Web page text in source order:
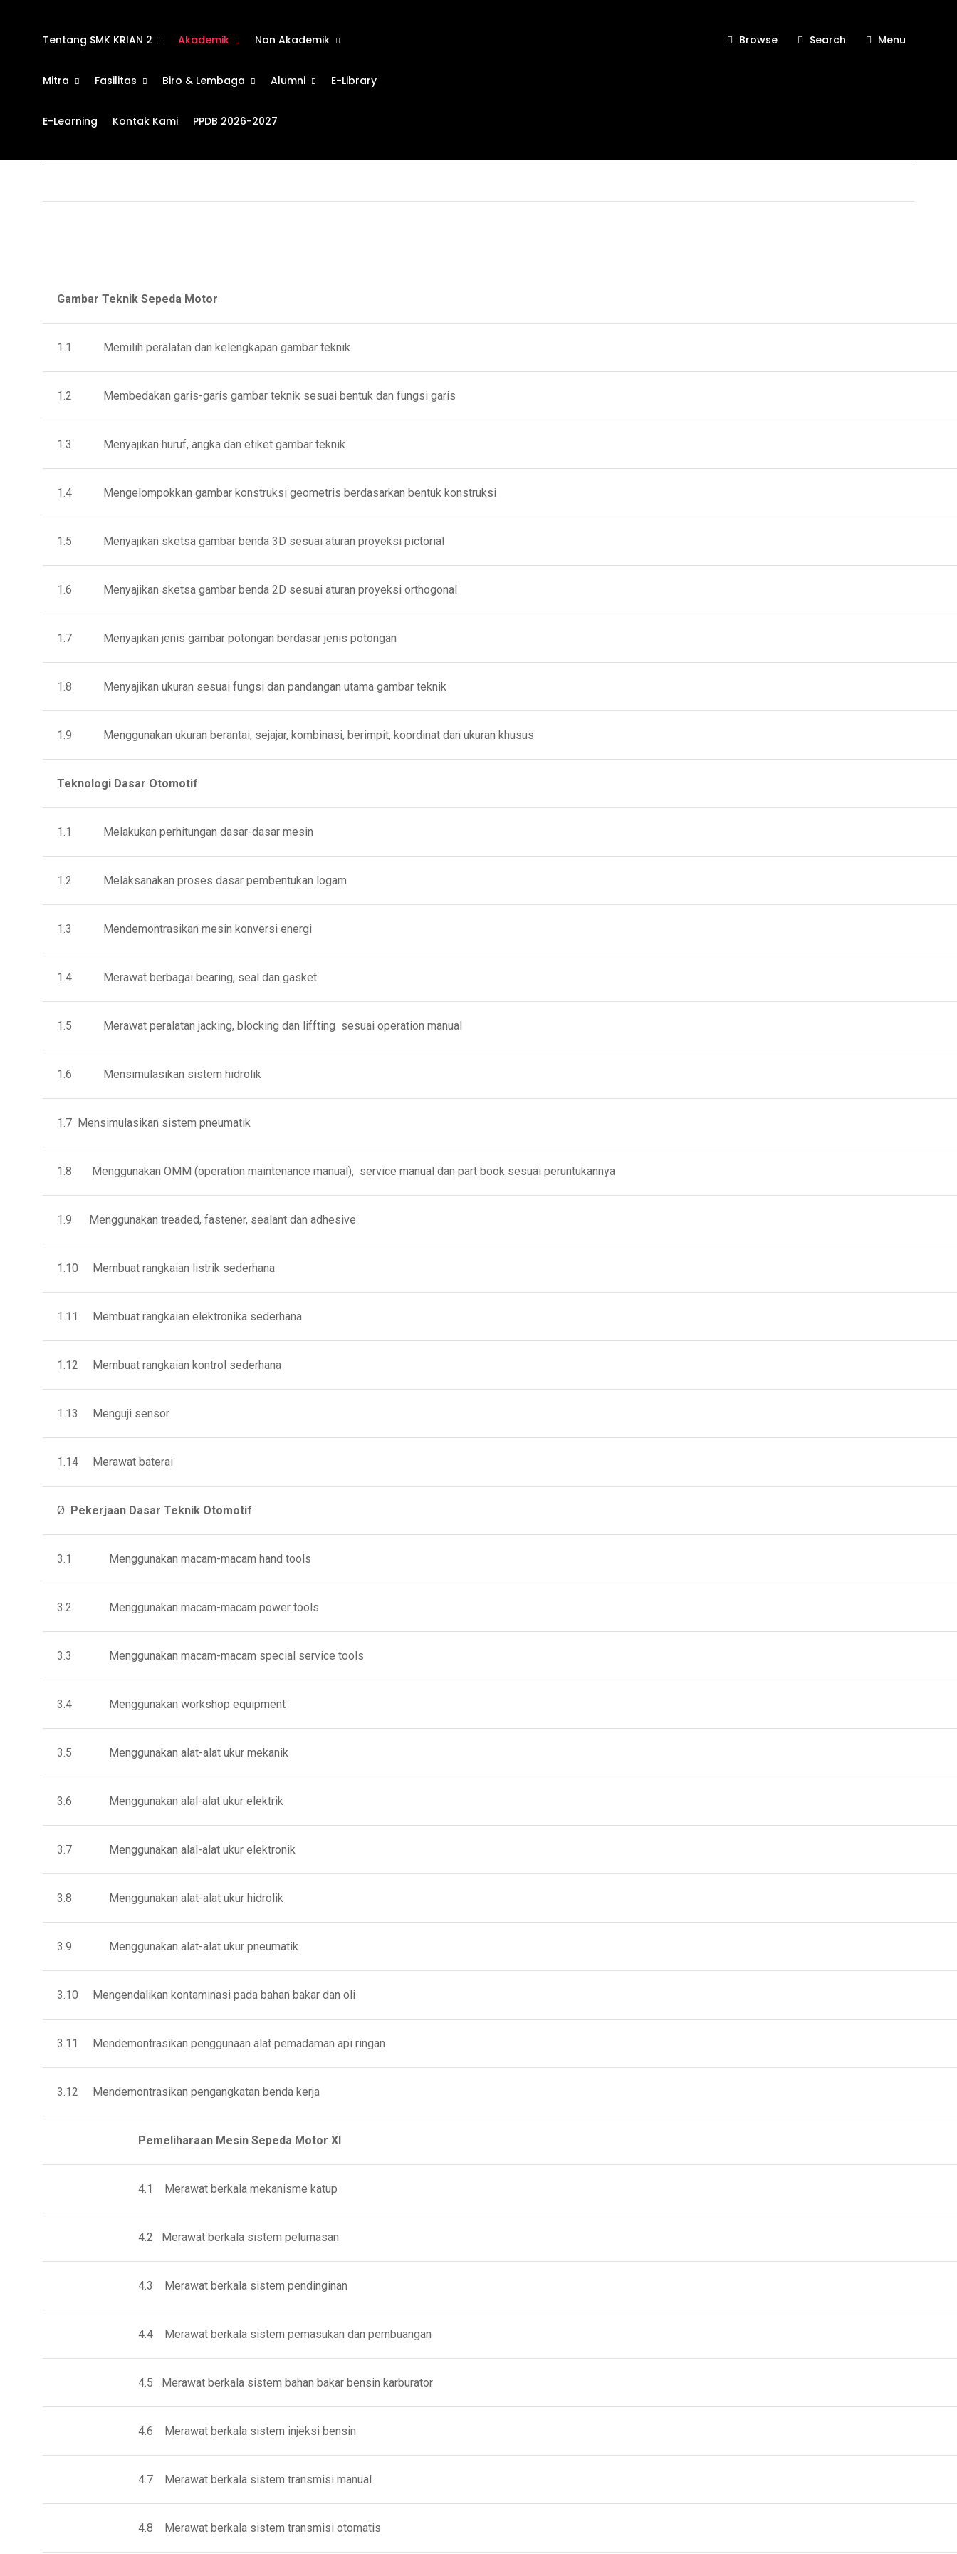
Tentang SMK KRIAN 2 Akademik Non Akademik
Mitra Fasilitas Biro & Lembaga Alumni E-Library
E-Learning Kontak Kami PPDB 2026-2027
Browse Search Menu
Struktur Kurikulum TBSM
Gambar Teknik Sepeda Motor
1.1 Memilih peralatan dan kelengkapan gambar teknik
1.2 Membedakan garis-garis gambar teknik sesuai bentuk dan fungsi garis
1.3 Menyajikan huruf, angka dan etiket gambar teknik
1.4 Mengelompokkan gambar konstruksi geometris berdasarkan bentuk konstruksi
1.5 Menyajikan sketsa gambar benda 3D sesuai aturan proyeksi pictorial
1.6 Menyajikan sketsa gambar benda 2D sesuai aturan proyeksi orthogonal
1.7 Menyajikan jenis gambar potongan berdasar jenis potongan
1.8 Menyajikan ukuran sesuai fungsi dan pandangan utama gambar teknik
1.9 Menggunakan ukuran berantai, sejajar, kombinasi, berimpit, koordinat dan ukuran khusus
Teknologi Dasar Otomotif
1.1 Melakukan perhitungan dasar-dasar mesin
1.2 Melaksanakan proses dasar pembentukan logam
1.3 Mendemontrasikan mesin konversi energi
1.4 Merawat berbagai bearing, seal dan gasket
1.5 Merawat peralatan jacking, blocking dan liffting sesuai operation manual
1.6 Mensimulasikan sistem hidrolik
1.7 Mensimulasikan sistem pneumatik
1.8 Menggunakan OMM (operation maintenance manual), service manual dan part book sesuai peruntukannya
1.9 Menggunakan treaded, fastener, sealant dan adhesive
1.10 Membuat rangkaian listrik sederhana
1.11 Membuat rangkaian elektronika sederhana
1.12 Membuat rangkaian kontrol sederhana
1.13 Menguji sensor
1.14 Merawat baterai
Ø Pekerjaan Dasar Teknik Otomotif
3.1 Menggunakan macam-macam hand tools
3.2 Menggunakan macam-macam power tools
3.3 Menggunakan macam-macam special service tools
3.4 Menggunakan workshop equipment
3.5 Menggunakan alat-alat ukur mekanik
3.6 Menggunakan alal-alat ukur elektrik
3.7 Menggunakan alal-alat ukur elektronik
3.8 Menggunakan alat-alat ukur hidrolik
3.9 Menggunakan alat-alat ukur pneumatik
3.10 Mengendalikan kontaminasi pada bahan bakar dan oli
3.11 Mendemontrasikan penggunaan alat pemadaman api ringan
3.12 Mendemontrasikan pengangkatan benda kerja
Pemeliharaan Mesin Sepeda Motor XI
4.1 Merawat berkala mekanisme katup
4.2 Merawat berkala sistem pelumasan
4.3 Merawat berkala sistem pendinginan
4.4 Merawat berkala sistem pemasukan dan pembuangan
4.5 Merawat berkala sistem bahan bakar bensin karburator
4.6 Merawat berkala sistem injeksi bensin
4.7 Merawat berkala sistem transmisi manual
4.8 Merawat berkala sistem transmisi otomatis